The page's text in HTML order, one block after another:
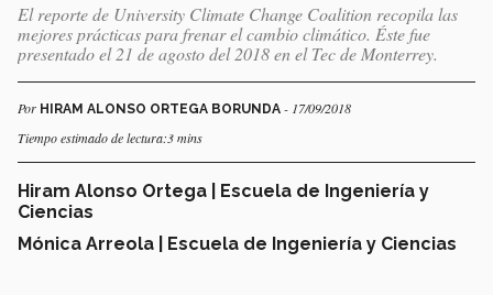
El reporte de University Climate Change Coalition recopila las
mejores prácticas para frenar el cambio climático. Éste fue
presentado el 21 de agosto del 2018 en el Tec de Monterrey.
Por HIRAM ALONSO ORTEGA BORUNDA - 17/09/2018
Tiempo estimado de lectura:3 mins
Hiram Alonso Ortega | Escuela de Ingeniería y
Ciencias
Mónica Arreola | Escuela de Ingeniería y Ciencias